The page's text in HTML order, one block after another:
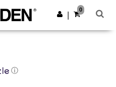
Descargar app
0
ⓘ